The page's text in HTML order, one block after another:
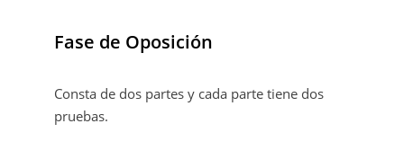
Fase de Oposición
Consta de dos partes y cada parte tiene dos
pruebas.